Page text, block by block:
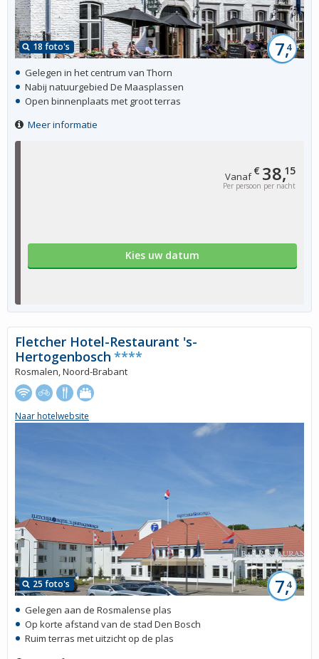
Vanaf€ 38,15
Per persoon per nacht
Kies uw datum
18 foto's 7,4
Gelegen in het centrum van Thorn
Nabij natuurgebied De Maasplassen
Open binnenplaats met groot terras
Meer informatie
25 foto's 7,4
Fletcher Hotel-Restaurant 's-
Hertogenbosch ****
Rosmalen, Noord-Brabant
Naar hotelwebsite
Gelegen aan de Rosmalense plas
Op korte afstand van de stad Den Bosch
Ruim terras met uitzicht op de plas